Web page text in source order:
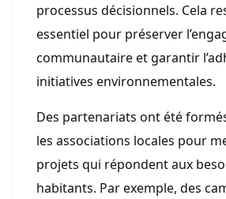
processus décisionnels. Cela
essentiel pour préserver
communautaire et garantir
initiatives environnementales.
Des partenariats ont été
les associations locales pour
projets qui répondent aux
habitants. Par exemple, des